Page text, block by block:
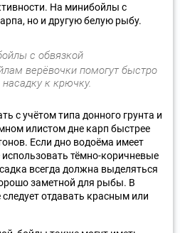
На минибойлы с
но и другую белую рыбу.
верёвочки помогут быстро
к крючку.
с учётом типа донного грунта и
илистом дне карп быстрее
Если дно водоёма имеет
тёмно-коричневые
всегда должна выделяться
заметной для рыбы. В
отдавать красным или